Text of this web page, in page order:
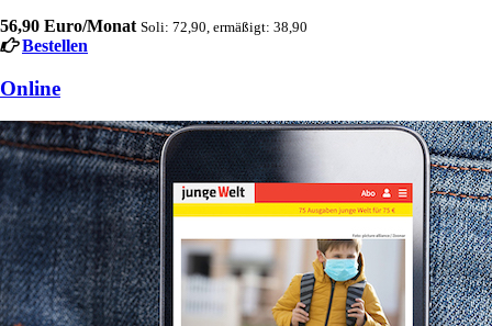
56,90 Euro/Monat Soli: 72,90, ermäßigt: 38,90
Bestellen
Online